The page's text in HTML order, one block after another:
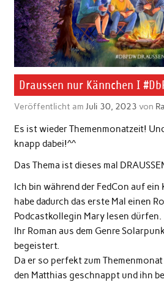
Draussen nur Kännchen I
Veröffentlicht am Juli 30, 2023 von
Es ist wieder Themenmonatzeit!
knapp dabei!^^
Das Thema ist dieses mal
Ich bin während der FedCon auf
habe dadurch das erste Mal einen
Podcastkollegin Mary lesen dürfen.
Ihr Roman aus dem Genre
begeistert.
Da er so perfekt zum
den Matthias geschnappt und ihn